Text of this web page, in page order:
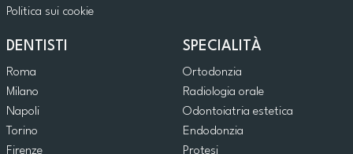
Politica sui cookie
DENTISTI
Roma
Milano
Napoli
Torino
Firenze
SPECIALITÀ
Ortodonzia
Radiologia orale
Odontoiatria estetica
Endodonzia
Protesi